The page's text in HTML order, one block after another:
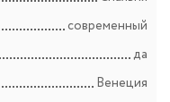
современный
да
Венеция